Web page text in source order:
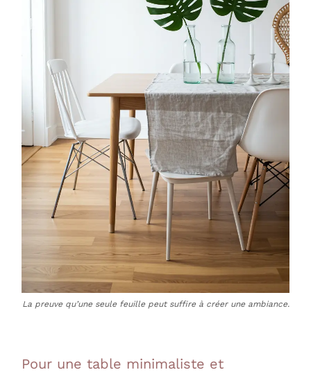
La preuve qu’une seule feuille peut suffire à créer une ambiance.
Pour une table minimaliste et